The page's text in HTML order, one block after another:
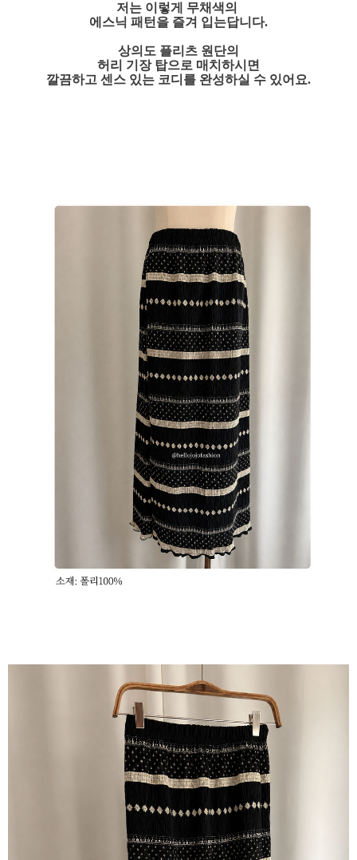
저는 이렇게 무채색의
에스닉 패턴을 즐겨 입는답니다.
상의도 플리츠 원단의
허리 기장 탑으로 매치하시면
깔끔하고 센스 있는 코디를 완성하실 수 있어요.